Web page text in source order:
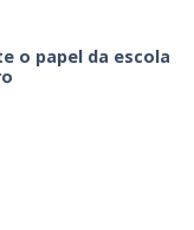
o papel da escola